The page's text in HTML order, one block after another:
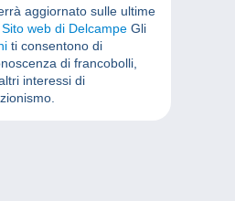
aggiornato sulle ultime
Sito web di Delcampe Gli
ti consentono di
di francobolli,
interessi di